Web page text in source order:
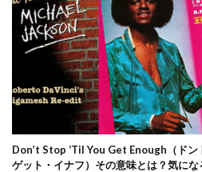
Don’t Stop ‘Til You Get Enough（ドン
ゲット・イナフ）その意味とは？気に